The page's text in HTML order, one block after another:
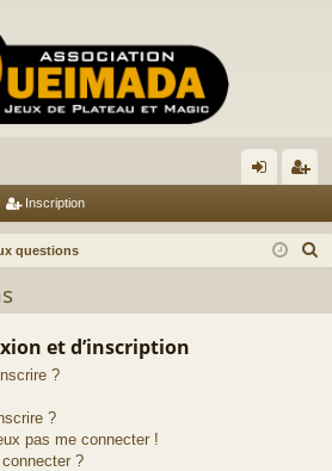
ne
on
cri
on
Inscription
questions
et d’inscription
?
?
pas me connecter !
?